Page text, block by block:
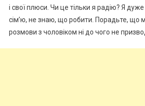
і свої плюси. Чи це тільки я радію? Я
сім’ю, не знаю, що робити. Порадьте, що
розмови з чоловіком ні до чого не